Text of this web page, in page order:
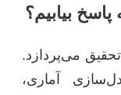
می‌پردازد.
آماری،